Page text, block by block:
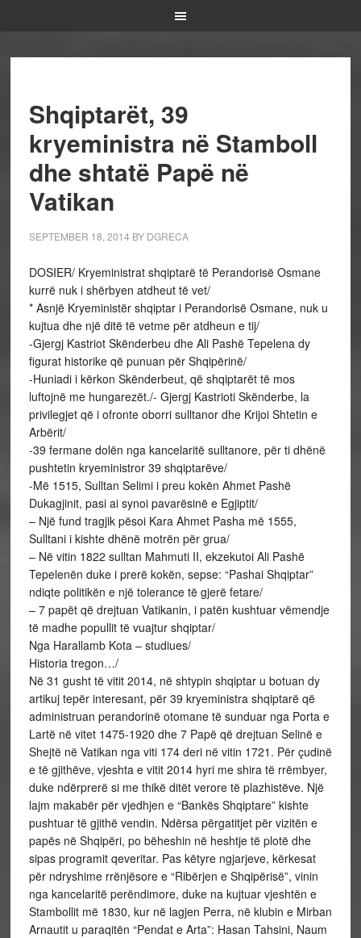
Shqiptarët, 39
kryeministra në Stamboll
dhe shtatë Papë në
Vatikan
SEPTEMBER 18, 2014 BY DGRECA
DOSIER/ Kryeministrat shqiptarë të Perandorisë Osmane
kurrë nuk i shërbyen atdheut të vet/
* Asnjë Kryeministër shqiptar i Perandorisë Osmane, nuk u
kujtua dhe një ditë të vetme për atdheun e tij/
-Gjergj Kastriot Skënderbeu dhe Ali Pashë Tepelena dy
figurat historike që punuan për Shqipërinë/
-Huniadi i kërkon Skënderbeut, që shqiptarët të mos
luftojnë me hungarezët./- Gjergj Kastrioti Skënderbe, la
privilegjet që i ofronte oborri sulltanor dhe Krijoi Shtetin e
Arbërit/
-39 fermane dolën nga kancelaritë sulltanore, për ti dhënë
pushtetin kryeministror 39 shqiptarëve/
-Më 1515, Sulltan Selimi i preu kokën Ahmet Pashë
Dukagjinit, pasi ai synoi pavarësinë e Egjiptit/
– Një fund tragjik pësoi Kara Ahmet Pasha më 1555,
Sulltani i kishte dhënë motrën për grua/
– Në vitin 1822 sulltan Mahmuti II, ekzekutoi Ali Pashë
Tepelenën duke i prerë kokën, sepse: “Pashai Shqiptar”
ndiqte politikën e një tolerance të gjerë fetare/
– 7 papët që drejtuan Vatikanin, i patën kushtuar vëmendje
të madhe popullit të vuajtur shqiptar/
Nga Harallamb Kota – studiues/
Historia tregon…/
Në 31 gusht të vitit 2014, në shtypin shqiptar u botuan dy
artikuj tepër interesant, për 39 kryeministra shqiptarë që
administruan perandorinë otomane të sunduar nga Porta e
Lartë në vitet 1475-1920 dhe 7 Papë që drejtuan Selinë e
Shejtë në Vatikan nga viti 174 deri në vitin 1721. Për çudinë
e të gjithëve, vjeshta e vitit 2014 hyri me shira të rrëmbyer,
duke ndërprerë si me thikë ditët verore të plazhistëve. Një
lajm makabër për vjedhjen e “Bankës Shqiptare” kishte
pushtuar të gjithë vendin. Ndërsa përgatitjet për vizitën e
papës në Shqipëri, po bëheshin në heshtje të plotë dhe
sipas programit qeveritar. Pas këtyre ngjarjeve, kërkesat
për ndryshime rrënjësore e “Ribërjen e Shqipërisë”, vinin
nga kancelaritë perëndimore, duke na kujtuar vjeshtën e
Stambollit më 1830, kur në lagjen Perra, në klubin e Mirban
Arnautit u paraqitën “Pendat e Arta”: Hasan Tahsini, Naum